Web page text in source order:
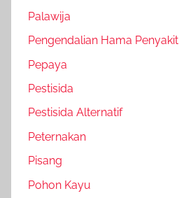
Palawija
Pengendalian Hama Penyakit
Pepaya
Pestisida
Pestisida Alternatif
Peternakan
Pisang
Pohon Kayu